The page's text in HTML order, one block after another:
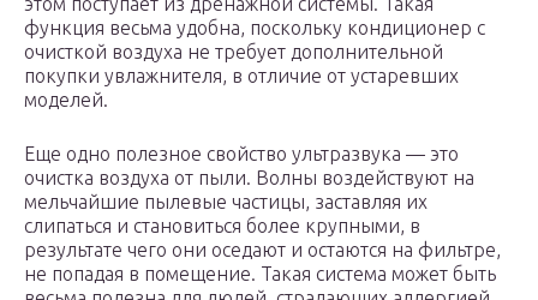
функция весьма удобна, поскольку кондиционер с
очисткой воздуха не требует дополнительной
покупки увлажнителя, в отличие от устаревших
моделей.
Еще одно полезное свойство ультразвука — это
очистка воздуха от пыли. Волны воздействуют на
мельчайшие пылевые частицы, заставляя их
слипаться и становиться более крупными, в
результате чего они оседают и остаются на фильтре,
не попадая в помещение. Такая система может быть